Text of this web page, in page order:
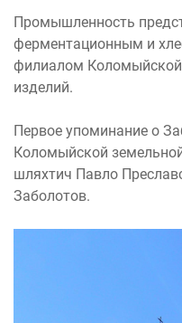
Промышленность
ферментационным и
филиалом
изделий.
Первое упоминание о
Коломыйской
шляхтич Павло
Заболотов.